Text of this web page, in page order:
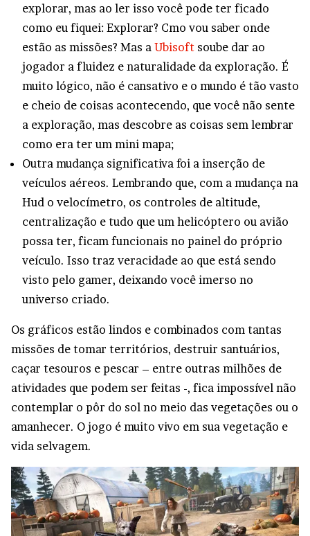
explorar, mas ao ler isso você pode ter ficado
como eu fiquei: Explorar? Cmo vou saber onde
estão as missões? Mas a Ubisoft soube dar ao
jogador a fluidez e naturalidade da exploração. É
muito lógico, não é cansativo e o mundo é tão vasto
e cheio de coisas acontecendo, que você não sente
a exploração, mas descobre as coisas sem lembrar
como era ter um mini mapa;
Outra mudança significativa foi a inserção de
veículos aéreos. Lembrando que, com a mudança na
Hud o velocímetro, os controles de altitude,
centralização e tudo que um helicóptero ou avião
possa ter, ficam funcionais no painel do próprio
veículo. Isso traz veracidade ao que está sendo
visto pelo gamer, deixando você imerso no
universo criado.
Os gráficos estão lindos e combinados com tantas
missões de tomar territórios, destruir santuários,
caçar tesouros e pescar – entre outras milhões de
atividades que podem ser feitas -, fica impossível não
contemplar o pôr do sol no meio das vegetações ou o
amanhecer. O jogo é muito vivo em sua vegetação e
vida selvagem.